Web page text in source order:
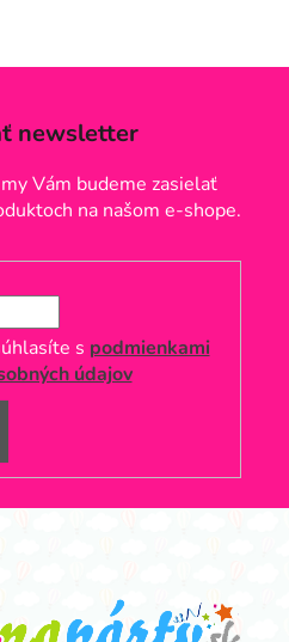
newsletter
Vám budeme zasielať
na našom e-shope.
s podmienkami
údajov